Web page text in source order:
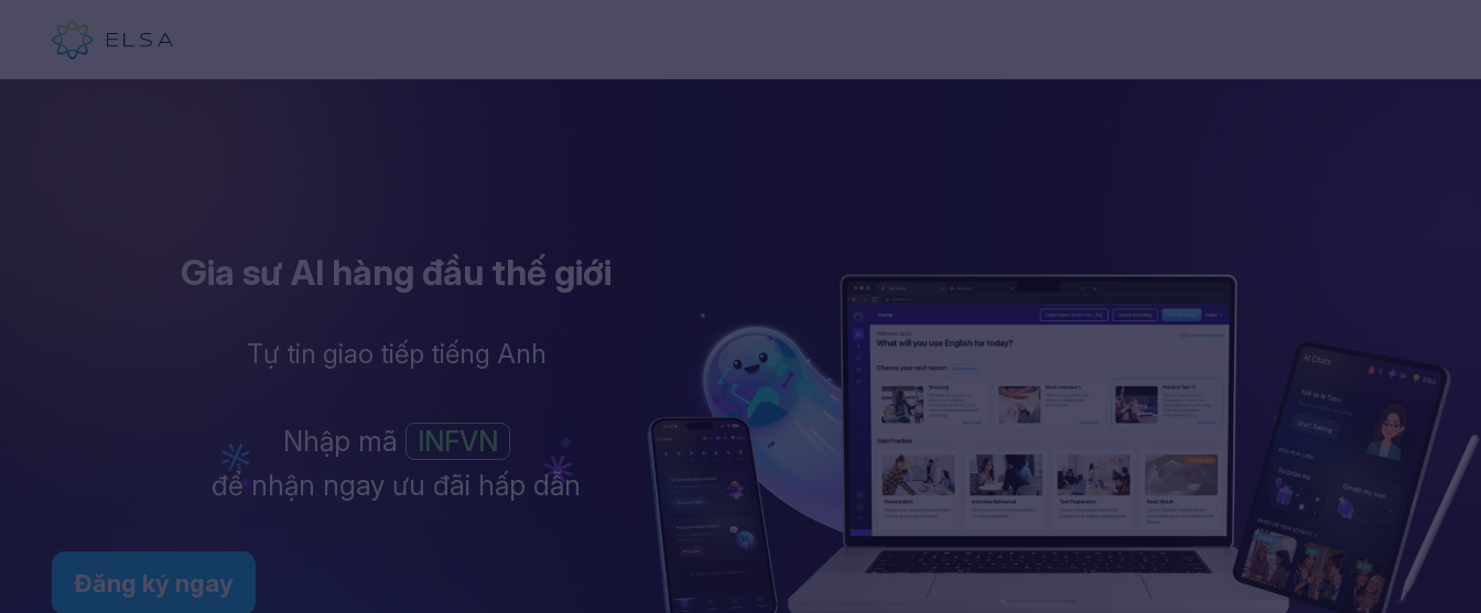
Gia sư AI hàng đầu thế giới
Tự tin giao tiếp tiếng Anh
Nhập mã
INFVN
để nhận ngay ưu đãi hấp dẫn
Đăng ký ngay